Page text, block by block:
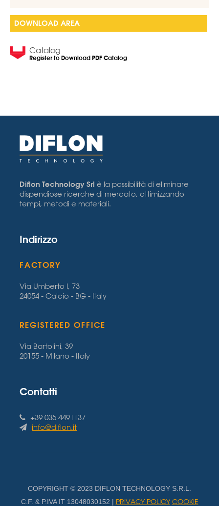
DOWNLOAD AREA
Catalog
Register to Download PDF Catalog
Diflon Technology Srl è la possibilità di eliminare
dispendiose ricerche di mercato, ottimizzando
tempi, metodi e materiali.
Indirizzo
FACTORY
Via Umberto I, 73
24054 - Calcio - BG - Italy
REGISTERED OFFICE
Via Bartolini, 39
20155 - Milano - Italy
Contatti
+39 035 4491137
info@diflon.it
COPYRIGHT © 2023 DIFLON TECHNOLOGY S.R.L.
C.F. & P.IVA IT 13048030152 | PRIVACY POLICY COOKIE